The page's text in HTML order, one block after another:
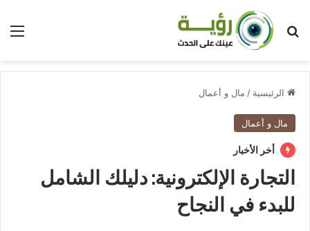
بحث عن
الرئيسية / مال و أعمال
مال و أعمال
أخر الأخبار
التجارة الإلكترونية: دليلك الشامل
للبدء في النجاح